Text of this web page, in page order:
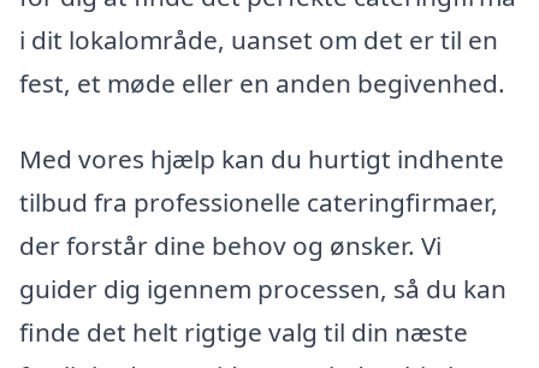
i dit lokalområde, uanset om det er til en
fest, et møde eller en anden begivenhed.
Med vores hjælp kan du hurtigt indhente
tilbud fra professionelle cateringfirmaer,
der forstår dine behov og ønsker. Vi
guider dig igennem processen, så du kan
finde det helt rigtige valg til din næste